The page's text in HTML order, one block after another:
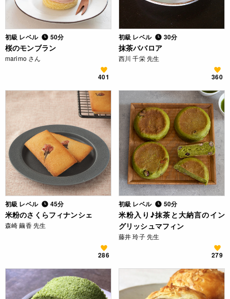
初級 レベル 50分
桜のモンブラン
marimo さん
401
初級 レベル 30分
抹茶ババロア
西川 千栄 先生
360
初級 レベル 45分
米粉のさくらフィナンシェ
森崎 繭香 先生
286
初級 レベル 50分
米粉入り♪抹茶と大納言のイン
グリッシュマフィン
藤井 玲子 先生
279